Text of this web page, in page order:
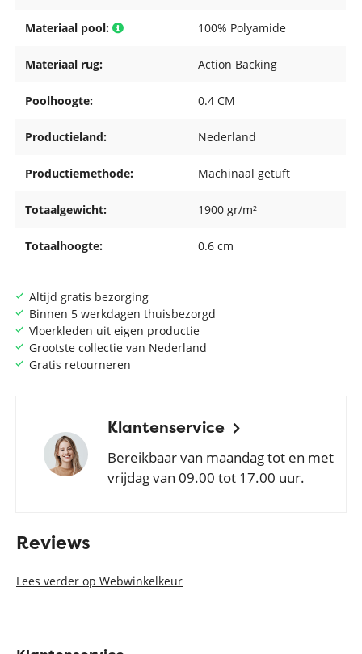
Altijd gratis bezorging
Binnen 5 werkdagen thuisbezorgd
Vloerkleden uit eigen productie
Grootste collectie van Nederland
Gratis retourneren
Klantenservice
Bereikbaar van maandag tot en met
vrijdag van 09.00 tot 17.00 uur.
Materiaal pool: 100% Polyamide
Materiaal rug: Action Backing
Poolhoogte: 0.4 CM
Productieland: Nederland
Productiemethode: Machinaal getuft
Totaalgewicht: 1900 gr/m²
Totaalhoogte: 0.6 cm
Reviews
Lees verder op Webwinkelkeur